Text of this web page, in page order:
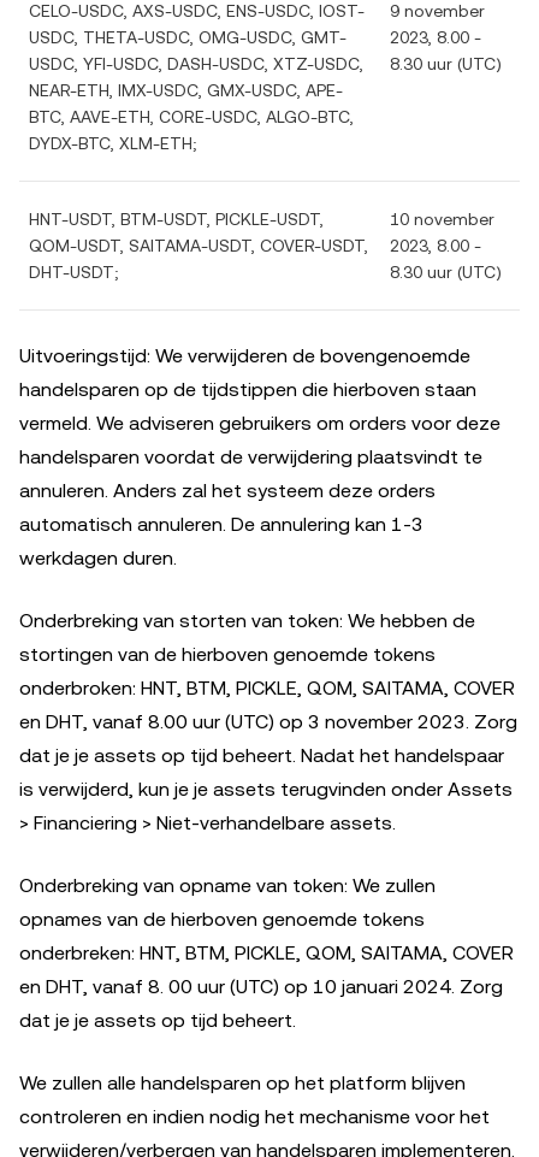
CELO-USDC, AXS-USDC, ENS-USDC, IOST-
USDC, THETA-USDC, OMG-USDC, GMT-
USDC, YFI-USDC, DASH-USDC, XTZ-USDC,
NEAR-ETH, IMX-USDC, GMX-USDC, APE-
BTC, AAVE-ETH, CORE-USDC, ALGO-BTC,
DYDX-BTC, XLM-ETH;
9 november
2023, 8.00 -
8.30 uur (UTC)
HNT-USDT, BTM-USDT, PICKLE-USDT,
QOM-USDT, SAITAMA-USDT, COVER-USDT,
DHT-USDT;
10 november
2023, 8.00 -
8.30 uur (UTC)
Uitvoeringstijd: We verwijderen de bovengenoemde
handelsparen op de tijdstippen die hierboven staan
vermeld. We adviseren gebruikers om orders voor deze
handelsparen voordat de verwijdering plaatsvindt te
annuleren. Anders zal het systeem deze orders
automatisch annuleren. De annulering kan 1-3
werkdagen duren.
Onderbreking van storten van token: We hebben de
stortingen van de hierboven genoemde tokens
onderbroken: HNT, BTM, PICKLE, QOM, SAITAMA, COVER
en DHT, vanaf 8.00 uur (UTC) op 3 november 2023. Zorg
dat je je assets op tijd beheert. Nadat het handelspaar
is verwijderd, kun je je assets terugvinden onder Assets
> Financiering > Niet-verhandelbare assets.
Onderbreking van opname van token: We zullen
opnames van de hierboven genoemde tokens
onderbreken: HNT, BTM, PICKLE, QOM, SAITAMA, COVER
en DHT, vanaf 8. 00 uur (UTC) op 10 januari 2024. Zorg
dat je je assets op tijd beheert.
We zullen alle handelsparen op het platform blijven
controleren en indien nodig het mechanisme voor het
verwijderen/verbergen van handelsparen implementeren.